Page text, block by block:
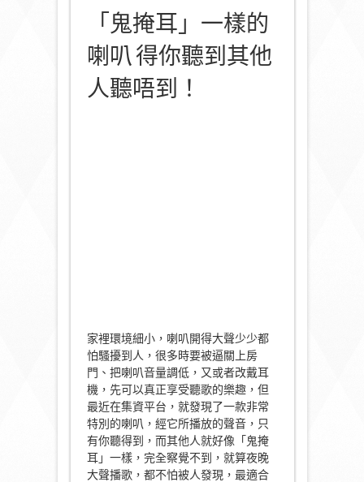
「鬼掩耳」一樣的
喇叭 得你聽到其他
人聽唔到！
家裡環境細小，喇叭開得大聲少少都
怕騷擾到人，很多時要被逼關上房
門、把喇叭音量調低，又或者改戴耳
機，先可以真正享受聽歌的樂趣，但
最近在集資平台，就發現了一款非常
特別的喇叭，經它所播放的聲音，只
有你聽得到，而其他人就好像「鬼掩
耳」一樣，完全察覺不到，就算夜晚
大聲播歌，都不怕被人發現，最適合